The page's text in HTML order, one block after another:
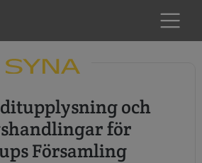
för
Församling